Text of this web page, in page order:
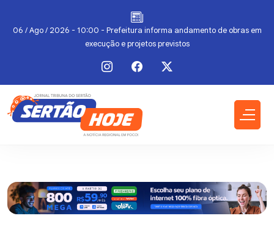
06 / Ago / 2026 - 10:00 - Prefeitura informa andamento de obras em
execução e projetos previstos